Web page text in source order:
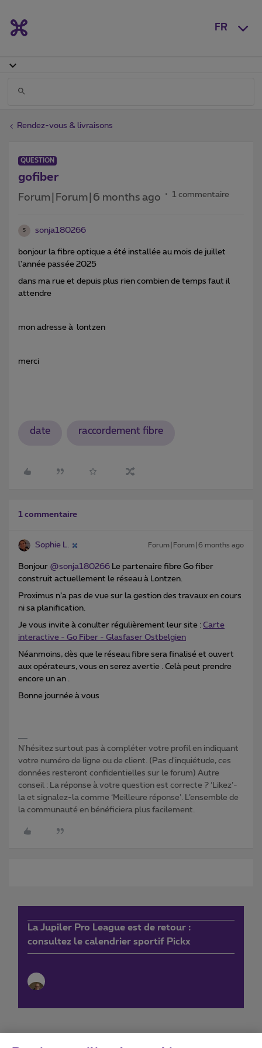
FR
Rendez-vous & livraisons
QUESTION
gofiber
Forum|Forum|6 months ago 1 commentaire
S sonja180266
bonjour la fibre optique a été installée au mois de juillet
l'année passée 2025
dans ma rue et depuis plus rien combien de temps faut il
attendre
mon adresse à lontzen
merci
date raccordement fibre
1 commentaire
Sophie L. Forum|Forum|6 months ago
Bonjour ​ @sonja180266 Le partenaire fibre Go fiber
construit actuellement le réseau à Lontzen.
Proximus n’a pas de vue sur la gestion des travaux en cours
ni sa planification.
Je vous invite à conulter régulièrement leur site : Carte
interactive - Go Fiber - Glasfaser Ostbelgien
Néanmoins, dès que le réseau fibre sera finalisé et ouvert
aux opérateurs, vous en serez avertie . Celà peut prendre
encore un an .
Bonne journée à vous
N'hésitez surtout pas à compléter votre profil en indiquant
votre numéro de ligne ou de client. (Pas d'inquiétude, ces
données resteront confidentielles sur le forum) Autre
conseil : La réponse à votre question est correcte ? ‘Likez’-
la et signalez-la comme ‘Meilleure réponse’. L’ensemble de
la communauté en bénéficiera plus facilement.
La Jupiler Pro League est de retour :
consultez le calendrier sportif Pickx